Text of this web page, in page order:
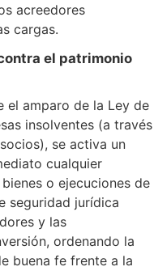
acreedores
cargas.
el patrimonio
el amparo de la Ley de
insolventes (a través
se activa un
cualquier
o ejecuciones de
seguridad jurídica
y las
ordenando la
buena fe frente a la